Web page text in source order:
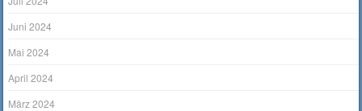
Juni 2024
Mai 2024
April 2024
März 2024